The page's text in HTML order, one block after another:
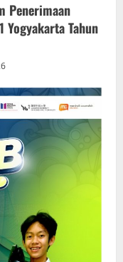
Penerimaan
Yogyakarta Tahun